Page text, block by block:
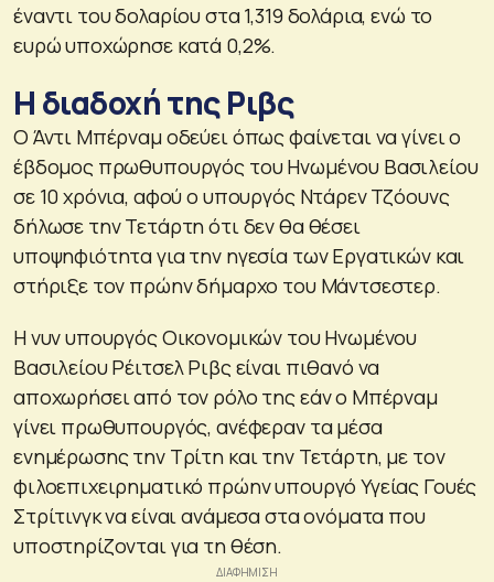
έναντι του δολαρίου στα 1,319 δολάρια, ενώ το
ευρώ υποχώρησε κατά 0,2%.
Η διαδοχή της Ριβς
O Άντι Μπέρναμ οδεύει όπως φαίνεται να γίνει ο
έβδομος πρωθυπουργός του Ηνωμένου Βασιλείου
σε 10 χρόνια, αφού ο υπουργός Ντάρεν Τζόουνς
δήλωσε την Τετάρτη ότι δεν θα θέσει
υποψηφιότητα για την ηγεσία των Εργατικών και
στήριξε τον πρώην δήμαρχο του Μάντσεστερ.
Η νυν υπουργός Οικονομικών του Ηνωμένου
Βασιλείου Ρέιτσελ Ριβς είναι πιθανό να
αποχωρήσει από τον ρόλο της εάν ο Μπέρναμ
γίνει πρωθυπουργός, ανέφεραν τα μέσα
ενημέρωσης την Τρίτη και την Τετάρτη, με τον
φιλοεπιχειρηματικό πρώην υπουργό Υγείας Γουές
Στρίτινγκ να είναι ανάμεσα στα ονόματα που
υποστηρίζονται για τη θέση.